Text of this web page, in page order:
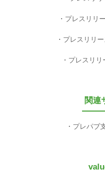
プレスリリ
プレスリリ
プレスリリ
関連
プレパブ